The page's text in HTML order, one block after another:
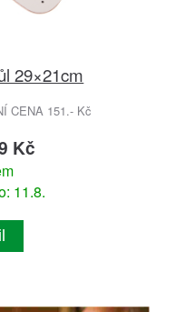
29×21cm
CENA 151.- Kč
Kč
11.8.